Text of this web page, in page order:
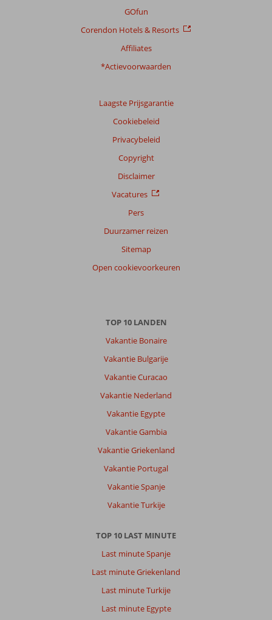
GOfun
Corendon Hotels & Resorts
Affiliates
*Actievoorwaarden
Laagste Prijsgarantie
Cookiebeleid
Privacybeleid
Copyright
Disclaimer
Vacatures
Pers
Duurzamer reizen
Sitemap
Open cookievoorkeuren
TOP 10 LANDEN
Vakantie Bonaire
Vakantie Bulgarije
Vakantie Curacao
Vakantie Nederland
Vakantie Egypte
Vakantie Gambia
Vakantie Griekenland
Vakantie Portugal
Vakantie Spanje
Vakantie Turkije
TOP 10 LAST MINUTE
Last minute Spanje
Last minute Griekenland
Last minute Turkije
Last minute Egypte